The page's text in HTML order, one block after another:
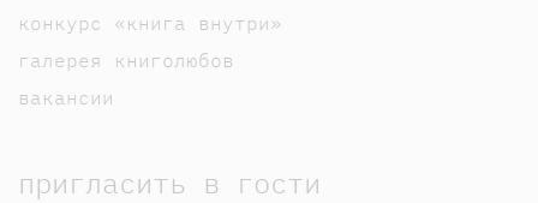
конкурс «книга внутри»
галерея книголюбов
вакансии
пригласить в гости